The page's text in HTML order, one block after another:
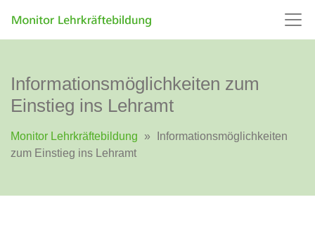
Informationsmöglichkeiten zum
Einstieg ins Lehramt
Monitor Lehrkräftebildung »
Informationsmöglichkeiten
zum Einstieg ins Lehramt